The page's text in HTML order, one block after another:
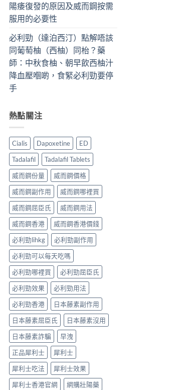
陽痿復發的原因及威而鋼按需
服用的必要性
必利勁（達泊西汀）點解唔該
同葡萄柚（西柚）同枱？藥
師：中秋食柚、朝早飲西柚汁
降血壓嗰啲，食緊必利勁要停
手
熱點關注
Cialis Dapoxetine
ED
Tadalafil
Tadalafil Tablets
威而鋼份量
威而鋼價格
威而鋼副作用
威而鋼哪裡買
威而鋼屈臣氏
威而鋼用法
威而鋼香港
威而鋼香港價錢
必利勁lihkg
必利勁副作用
必利勁可以每天吃嗎
必利勁哪裡買
必利勁屈臣氏
必利勁效果
必利勁用法
必利勁香港
日本藤素副作用
日本藤素屈臣氏
日本藤素沒用
日本藤素詐騙
早洩
正品犀利士
犀利士
犀利士吃法
犀利士效果
犀利士香港官網
網購壯陽藥